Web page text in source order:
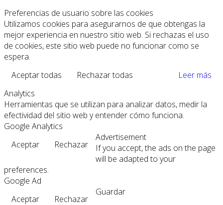
Preferencias de usuario sobre las cookies
Utilizamos cookies para asegurarnos de que obtengas la
mejor experiencia en nuestro sitio web. Si rechazas el uso
de cookies, este sitio web puede no funcionar como se
espera.
Aceptar todas
Rechazar todas
Leer más
Analytics
Herramientas que se utilizan para analizar datos, medir la
efectividad del sitio web y entender cómo funciona.
Google Analytics
Aceptar
Rechazar
Advertisement
If you accept, the ads on the page
will be adapted to your
preferences.
Google Ad
Aceptar
Rechazar
Guardar